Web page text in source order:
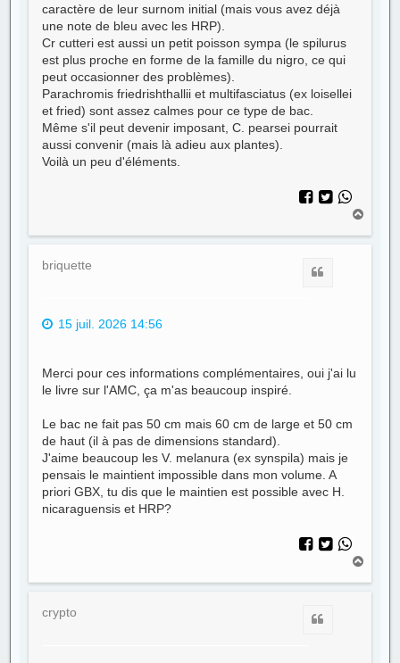
caractère de leur surnom initial (mais vous avez déjà
une note de bleu avec les HRP).
Cr cutteri est aussi un petit poisson sympa (le spilurus
est plus proche en forme de la famille du nigro, ce qui
peut occasionner des problèmes).
Parachromis friedrishthallii et multifasciatus (ex loisellei
et fried) sont assez calmes pour ce type de bac.
Même s'il peut devenir imposant, C. pearsei pourrait
aussi convenir (mais là adieu aux plantes).
Voilà un peu d'éléments.
u
briquette
15 juil. 2026 14:56
Merci pour ces informations complémentaires, oui j'ai lu
le livre sur l'AMC, ça m'as beaucoup inspiré.
Le bac ne fait pas 50 cm mais 60 cm de large et 50 cm
de haut (il à pas de dimensions standard).
J'aime beaucoup les V. melanura (ex synspila) mais je
pensais le maintient impossible dans mon volume. A
priori GBX, tu dis que le maintien est possible avec H.
nicaraguensis et HRP?
u
crypto